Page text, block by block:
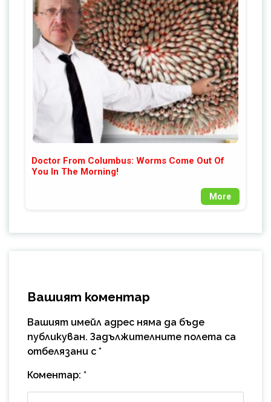
Doctor From Columbus: Worms Come Out Of
You In The Morning!
More
Вашият коментар
Вашият имейл адрес няма да бъде
публикуван. Задължителните полета са
отбелязани с *
Коментар: *